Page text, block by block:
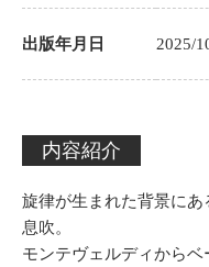
出版年月日 2025/
内容紹介
旋律が生まれた背景に
息吹。
モンテヴェルディから